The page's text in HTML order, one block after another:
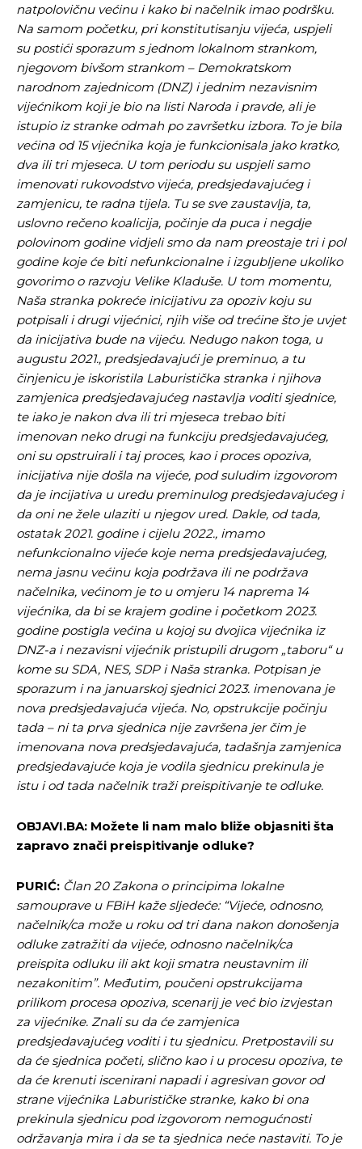
natpolovičnu većinu i kako bi načelnik imao podršku.
Na samom početku, pri konstitutisanju vijeća, uspjeli
su postići sporazum s jednom lokalnom strankom,
njegovom bivšom strankom – Demokratskom
narodnom zajednicom (DNZ) i jednim nezavisnim
vijećnikom koji je bio na listi Naroda i pravde, ali je
istupio iz stranke odmah po završetku izbora. To je bila
većina od 15 vijećnika koja je funkcionisala jako kratko,
dva ili tri mjeseca. U tom periodu su uspjeli samo
imenovati rukovodstvo vijeća, predsjedavajućeg i
zamjenicu, te radna tijela. Tu se sve zaustavlja, ta,
uslovno rečeno koalicija, počinje da puca i negdje
polovinom godine vidjeli smo da nam preostaje tri i pol
godine koje će biti nefunkcionalne i izgubljene ukoliko
govorimo o razvoju Velike Kladuše. U tom momentu,
Naša stranka pokreće inicijativu za opoziv koju su
potpisali i drugi vijećnici, njih više od trećine što je uvjet
da inicijativa bude na vijeću. Nedugo nakon toga, u
augustu 2021., predsjedavajući je preminuo, a tu
činjenicu je iskoristila Laburistička stranka i njihova
zamjenica predsjedavajućeg nastavlja voditi sjednice,
te iako je nakon dva ili tri mjeseca trebao biti
imenovan neko drugi na funkciju predsjedavajućeg,
oni su opstruirali i taj proces, kao i proces opoziva,
inicijativa nije došla na vijeće, pod suludim izgovorom
da je incijativa u uredu preminulog predsjedavajućeg i
da oni ne žele ulaziti u njegov ured. Dakle, od tada,
ostatak 2021. godine i cijelu 2022., imamo
nefunkcionalno vijeće koje nema predsjedavajućeg,
nema jasnu većinu koja podržava ili ne podržava
načelnika, većinom je to u omjeru 14 naprema 14
vijećnika, da bi se krajem godine i početkom 2023.
godine postigla većina u kojoj su dvojica vijećnika iz
DNZ-a i nezavisni vijećnik pristupili drugom „taboru“ u
kome su SDA, NES, SDP i Naša stranka. Potpisan je
sporazum i na januarskoj sjednici 2023. imenovana je
nova predsjedavajuća vijeća. No, opstrukcije počinju
tada – ni ta prva sjednica nije završena jer čim je
imenovana nova predsjedavajuća, tadašnja zamjenica
predsjedavajuće koja je vodila sjednicu prekinula je
istu i od tada načelnik traži preispitivanje te odluke.
OBJAVI.BA: Možete li nam malo bliže objasniti šta
zapravo znači preispitivanje odluke?
PURIĆ: Član 20 Zakona o principima lokalne
samouprave u FBiH kaže sljedeće: “Vijeće, odnosno,
načelnik/ca može u roku od tri dana nakon donošenja
odluke zatražiti da vijeće, odnosno načelnik/ca
preispita odluku ili akt koji smatra neustavnim ili
nezakonitim”. Međutim, poučeni opstrukcijama
prilikom procesa opoziva, scenarij je već bio izvjestan
za vijećnike. Znali su da će zamjenica
predsjedavajućeg voditi i tu sjednicu. Pretpostavili su
da će sjednica početi, slično kao i u procesu opoziva, te
da će krenuti iscenirani napadi i agresivan govor od
strane vijećnika Laburističke stranke, kako bi ona
prekinula sjednicu pod izgovorom nemogućnosti
održavanja mira i da se ta sjednica neće nastaviti. To je